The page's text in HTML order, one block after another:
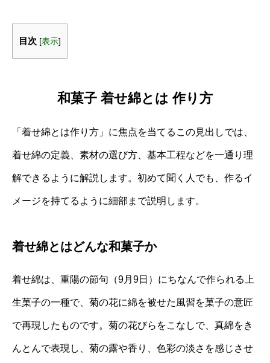
目次 [表示]
和菓子 着せ綿とは 作り方
「着せ綿とは作り方」に焦点を当てるこの見出しでは、
着せ綿の定義、素材の選び方、基本工程などを一通り理
解できるように解説します。初めて聞く人でも、作るイ
メージを持てるように細部まで説明します。
着せ綿とはどんな和菓子か
着せ綿は、重陽の節句（9月9日）にちなんで作られる上
生菓子の一種で、菊の花に綿を被せた風習を菓子の意匠
で再現したものです。菊の花びらをこなしで、真綿をき
んとんで表現し、菊の露や香り、色彩の淡さを感じさせ